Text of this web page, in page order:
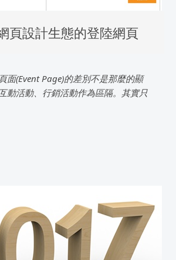
頁設計生態的登陸網頁
面(Event Page)的差別不是那麼的顯
動活動、行銷活動作為區隔。其實只